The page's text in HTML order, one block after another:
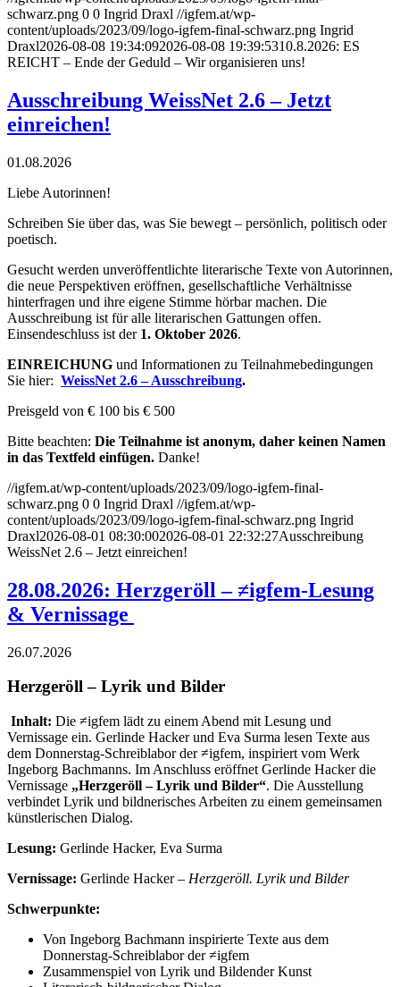
schwarz.png 0 0 Ingrid Draxl //igfem.at/wp-
content/uploads/2023/09/logo-igfem-final-schwarz.png Ingrid
Draxl2026-08-08 19:34:092026-08-08 19:39:5310.8.2026: ES
REICHT – Ende der Geduld – Wir organisieren uns!
Ausschreibung WeissNet 2.6 – Jetzt
einreichen!
01.08.2026
Liebe Autorinnen!
Schreiben Sie über das, was Sie bewegt – persönlich, politisch oder
poetisch.
Gesucht werden unveröffentlichte literarische Texte von Autorinnen,
die neue Perspektiven eröffnen, gesellschaftliche Verhältnisse
hinterfragen und ihre eigene Stimme hörbar machen. Die
Ausschreibung ist für alle literarischen Gattungen offen.
Einsendeschluss ist der 1. Oktober 2026.
EINREICHUNG und Informationen zu Teilnahmebedingungen
Sie hier: WeissNet 2.6 – Ausschreibung.
Preisgeld von € 100 bis € 500
Bitte beachten: Die Teilnahme ist anonym, daher keinen Namen
in das Textfeld einfügen. Danke!
//igfem.at/wp-content/uploads/2023/09/logo-igfem-final-
schwarz.png 0 0 Ingrid Draxl //igfem.at/wp-
content/uploads/2023/09/logo-igfem-final-schwarz.png Ingrid
Draxl2026-08-01 08:30:002026-08-01 22:32:27Ausschreibung
WeissNet 2.6 – Jetzt einreichen!
28.08.2026: Herzgeröll – ≠igfem-Lesung
& Vernissage
26.07.2026
Herzgeröll – Lyrik und Bilder
Inhalt: Die ≠igfem lädt zu einem Abend mit Lesung und
Vernissage ein. Gerlinde Hacker und Eva Surma lesen Texte aus
dem Donnerstag-Schreiblabor der ≠igfem, inspiriert vom Werk
Ingeborg Bachmanns. Im Anschluss eröffnet Gerlinde Hacker die
Vernissage „Herzgeröll – Lyrik und Bilder“. Die Ausstellung
verbindet Lyrik und bildnerisches Arbeiten zu einem gemeinsamen
künstlerischen Dialog.
Lesung: Gerlinde Hacker, Eva Surma
Vernissage: Gerlinde Hacker – Herzgeröll. Lyrik und Bilder
Schwerpunkte:
Von Ingeborg Bachmann inspirierte Texte aus dem
Donnerstag-Schreiblabor der ≠igfem
Zusammenspiel von Lyrik und Bildender Kunst